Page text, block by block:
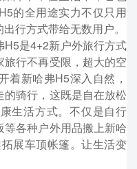
的全用途实力不仅只用
行方式带给无数用户。
是4+2新户外旅行方式
行不再受限，超大的空
着新哈弗H5深入自然，
骑行，这既是自在放松
生活方式。不仅是自行
各种户外用品搬上新哈
展车顶帐篷。让生活变